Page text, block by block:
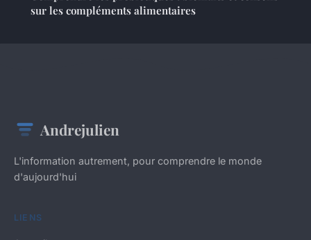
sur les compléments alimentaires
Andrejulien
L'information autrement, pour comprendre le monde
d'aujourd'hui
LIENS